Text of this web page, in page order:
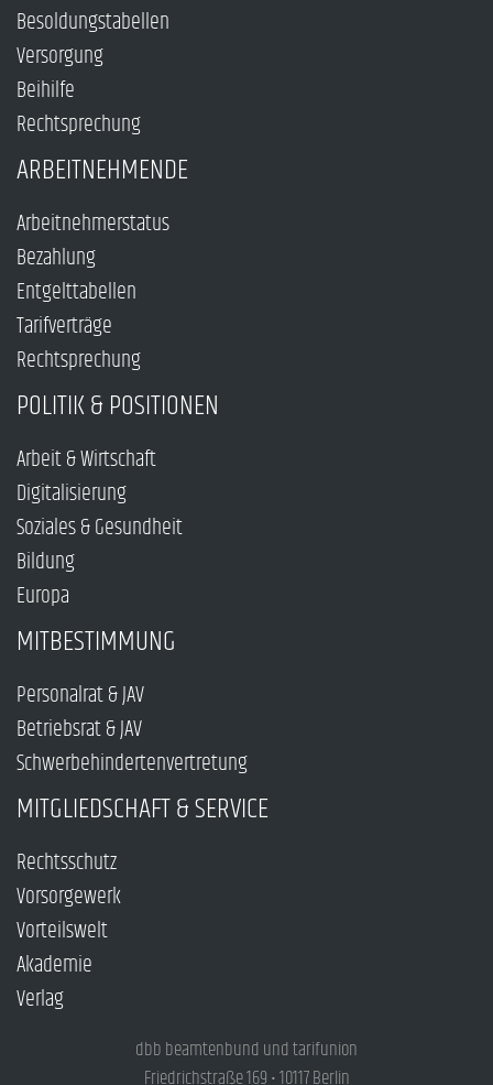
Besoldungstabellen
Versorgung
Beihilfe
Rechtsprechung
ARBEITNEHMENDE
Arbeitnehmerstatus
Bezahlung
Entgelttabellen
Tarifverträge
Rechtsprechung
POLITIK & POSITIONEN
Arbeit & Wirtschaft
Digitalisierung
Soziales & Gesundheit
Bildung
Europa
MITBESTIMMUNG
Personalrat & JAV
Betriebsrat & JAV
Schwerbehindertenvertretung
MITGLIEDSCHAFT & SERVICE
Rechtsschutz
Vorsorgewerk
Vorteilswelt
Akademie
Verlag
dbb beamtenbund und tarifunion
Friedrichstraße 169 • 10117 Berlin